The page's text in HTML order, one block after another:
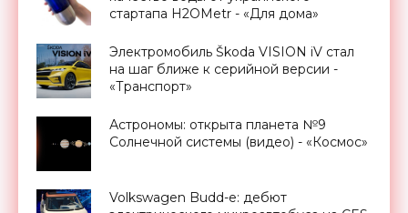
стартапа H2OMetr - «Для дома»
Электромобиль Škoda VISION iV стал
на шаг ближе к серийной версии -
«Транспорт»
Астрономы: открыта планета №9
Солнечной системы (видео) - «Космос»
Volkswagen Budd-e: дебют